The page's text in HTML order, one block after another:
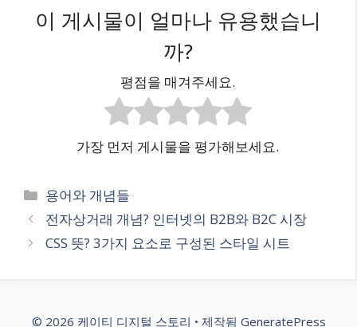
이 게시물이 얼마나 유용했습니
까?
평점을 매겨주세요.
가장 먼저 게시물을 평가해보세요.
카
테
리
용어와 개념들
전자상거래 개념? 인터넷의 B2B와 B2C 시장
CSS 뜻? 3가지 요소로 구성된 스타일 시트
© 2026 케이티 디지털 스토리 • 제작됨 GeneratePress